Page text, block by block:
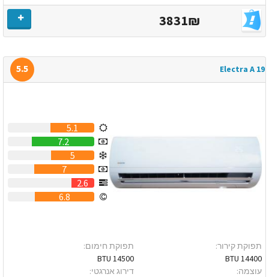
3831₪
Electra A 19
5.5
5.1
7.2
5
7
2.6
6.8
תפוקת קירור:
14400 BTU
עוצמה:
תפוקת חימום:
14500 BTU
דירוג אנרגטי: